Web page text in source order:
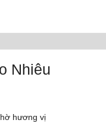
Nhiêu
hương vị